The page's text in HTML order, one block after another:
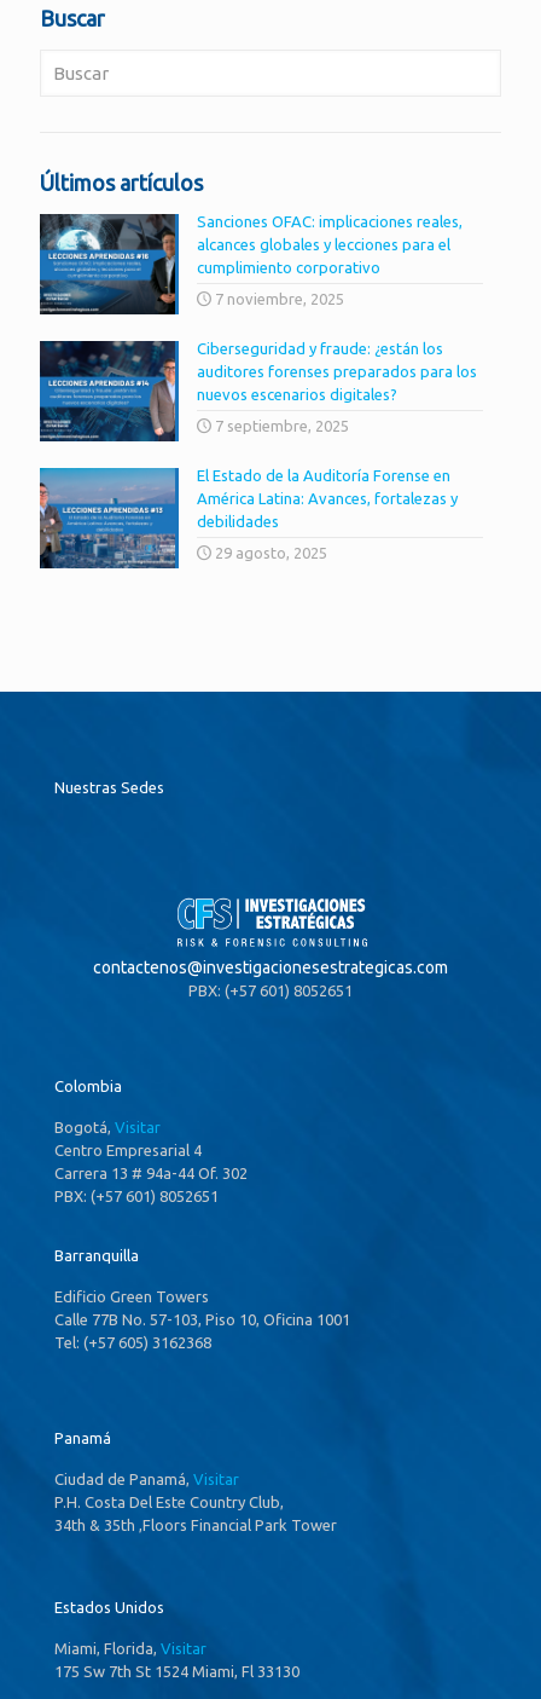
Buscar
Últimos artículos
Sanciones OFAC: implicaciones reales,
alcances globales y lecciones para el
cumplimiento corporativo
7 noviembre, 2025
Ciberseguridad y fraude: ¿están los
auditores forenses preparados para los
nuevos escenarios digitales?
7 septiembre, 2025
El Estado de la Auditoría Forense en
América Latina: Avances, fortalezas y
debilidades
29 agosto, 2025
Nuestras Sedes
contactenos@investigacionesestrategicas.com
PBX: (+57 601) 8052651
Colombia
Bogotá, Visitar
Centro Empresarial 4
Carrera 13 # 94a-44 Of. 302
PBX: (+57 601) 8052651
Barranquilla
Edificio Green Towers
Calle 77B No. 57-103, Piso 10, Oficina 1001
Tel: (+57 605) 3162368
Panamá
Ciudad de Panamá, Visitar
P.H. Costa Del Este Country Club,
34th & 35th ,Floors Financial Park Tower
Estados Unidos
Miami, Florida, Visitar
175 Sw 7th St 1524 Miami, Fl 33130